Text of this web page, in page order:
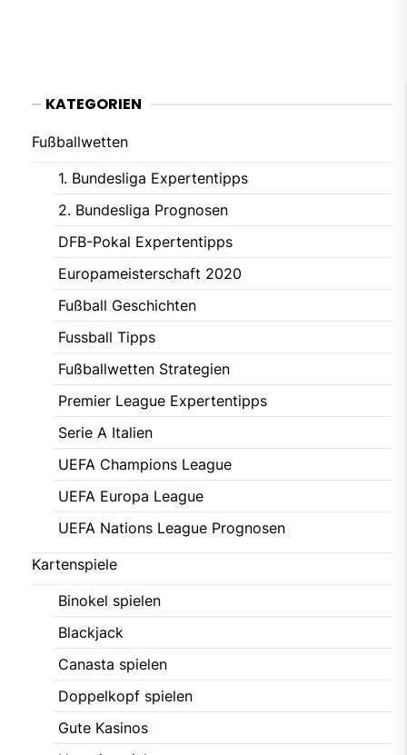
KATEGORIEN
Fußballwetten
1. Bundesliga Expertentipps
2. Bundesliga Prognosen
DFB-Pokal Expertentipps
Europameisterschaft 2020
Fußball Geschichten
Fussball Tipps
Fußballwetten Strategien
Premier League Expertentipps
Serie A Italien
UEFA Champions League
UEFA Europa League
UEFA Nations League Prognosen
Kartenspiele
Binokel spielen
Blackjack
Canasta spielen
Doppelkopf spielen
Gute Kasinos